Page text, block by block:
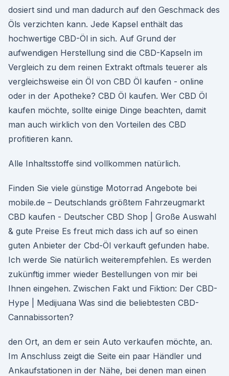
dosiert sind und man dadurch auf den Geschmack des
Öls verzichten kann. Jede Kapsel enthält das
hochwertige CBD-Öl in sich. Auf Grund der
aufwendigen Herstellung sind die CBD-Kapseln im
Vergleich zu dem reinen Extrakt oftmals teuerer als
vergleichsweise ein Öl von CBD Öl kaufen - online
oder in der Apotheke? CBD Öl kaufen. Wer CBD Öl
kaufen möchte, sollte einige Dinge beachten, damit
man auch wirklich von den Vorteilen des CBD
profitieren kann.
Alle Inhaltsstoffe sind vollkommen natürlich.
Finden Sie viele günstige Motorrad Angebote bei
mobile.de – Deutschlands größtem Fahrzeugmarkt
CBD kaufen - Deutscher CBD Shop | Große Auswahl
& gute Preise Es freut mich dass ich auf so einen
guten Anbieter der Cbd-Öl verkauft gefunden habe.
Ich werde Sie natürlich weiterempfehlen. Es werden
zukünftig immer wieder Bestellungen von mir bei
Ihnen eingehen. Zwischen Fakt und Fiktion: Der CBD-
Hype | Medijuana Was sind die beliebtesten CBD-
Cannabissorten?
den Ort, an dem er sein Auto verkaufen möchte, an.
Im Anschluss zeigt die Seite ein paar Händler und
Ankaufstationen in der Nähe, bei denen man einen